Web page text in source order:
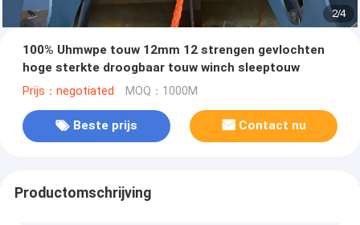
2/4
100% Uhmwpe touw 12mm 12 strengen gevlochten
hoge sterkte droogbaar touw winch sleeptouw
Prijs：negotiated MOQ：1000M
Beste prijs Contact nu
Productomschrijving